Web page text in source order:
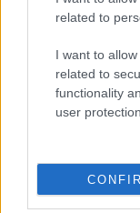
related to
I want to
related to
functionality
user protection.
την νέα
κεφαλιά του
ημίχρονο
έπειτα από
Μαρίν, όμως ο
Επιπλέον, να
στην περιοχή